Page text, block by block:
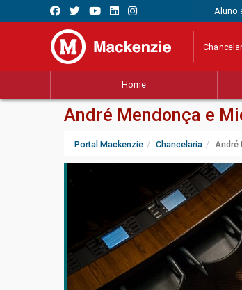
Aluno
Home
André Mendonça e
Portal Mackenzie Chancelaria André